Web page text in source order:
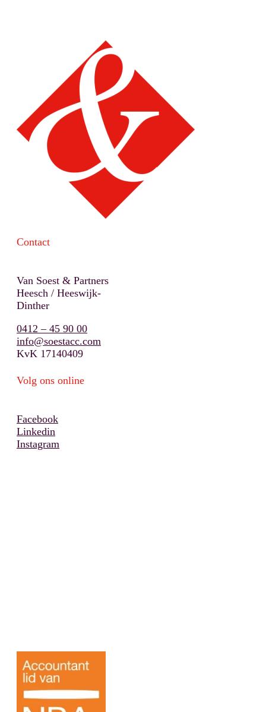
Contact
Van Soest & Partners
Heesch / Heeswijk-
Dinther
0412 – 45 90 00
info@soestacc.com
KvK 17140409
Volg ons online
Facebook
Linkedin
Instagram